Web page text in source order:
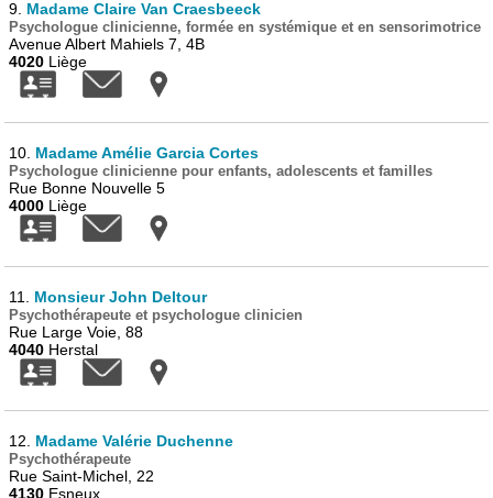
9. Madame Claire Van Craesbeeck
Psychologue clinicienne, formée en systémique et en sensorimotrice
Avenue Albert Mahiels 7, 4B
4020 Liège
10. Madame Amélie Garcia Cortes
Psychologue clinicienne pour enfants, adolescents et familles
Rue Bonne Nouvelle 5
4000 Liège
11. Monsieur John Deltour
Psychothérapeute et psychologue clinicien
Rue Large Voie, 88
4040 Herstal
12. Madame Valérie Duchenne
Psychothérapeute
Rue Saint-Michel, 22
4130 Esneux